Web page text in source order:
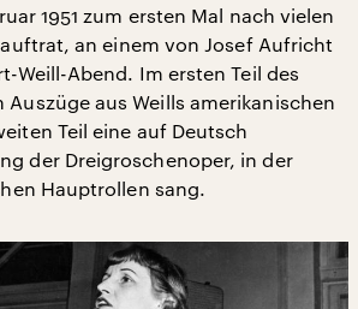
1951 zum ersten Mal nach vielen
an einem von Josef Aufricht
Weill-Abend. Im ersten Teil des
Auszüge aus Weills amerikanischen
Teil eine auf Deutsch
der Dreigroschenoper, in der
Hauptrollen sang.